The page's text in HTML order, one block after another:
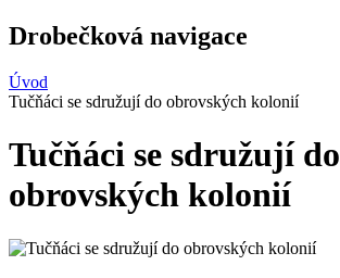
Drobečková navigace
Úvod
Tučňáci se sdružují do obrovských kolonií
Tučňáci se sdružují do
obrovských kolonií